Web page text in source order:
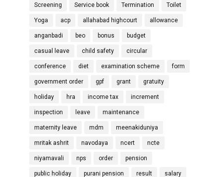
Screening Service book Termination Toilet
Yoga acp allahabad highcourt allowance
anganbadi beo bonus budget
casual leave child safety circular
conference diet examination scheme form
government order gpf grant gratuity
holiday hra income tax increment
inspection leave maintenance
maternity leave mdm meenakiduniya
mritak ashrit navodaya ncert ncte
niyamavali nps order pension
public holiday purani pension result salary